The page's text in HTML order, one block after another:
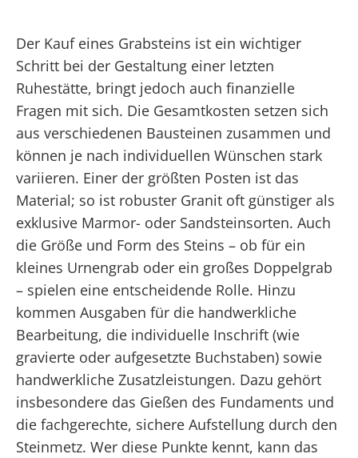
Der Kauf eines Grabsteins ist ein wichtiger
Schritt bei der Gestaltung einer letzten
Ruhestätte, bringt jedoch auch finanzielle
Fragen mit sich. Die Gesamtkosten setzen sich
aus verschiedenen Bausteinen zusammen und
können je nach individuellen Wünschen stark
variieren. Einer der größten Posten ist das
Material; so ist robuster Granit oft günstiger als
exklusive Marmor- oder Sandsteinsorten. Auch
die Größe und Form des Steins – ob für ein
kleines Urnengrab oder ein großes Doppelgrab
– spielen eine entscheidende Rolle. Hinzu
kommen Ausgaben für die handwerkliche
Bearbeitung, die individuelle Inschrift (wie
gravierte oder aufgesetzte Buchstaben) sowie
handwerkliche Zusatzleistungen. Dazu gehört
insbesondere das Gießen des Fundaments und
die fachgerechte, sichere Aufstellung durch den
Steinmetz. Wer diese Punkte kennt, kann das